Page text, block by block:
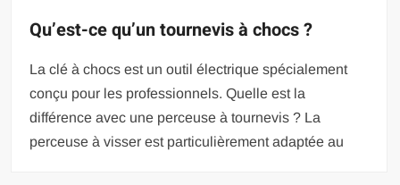
Qu’est-ce qu’un tournevis à chocs ?
La clé à chocs est un outil électrique spécialement
conçu pour les professionnels. Quelle est la
différence avec une perceuse à tournevis ? La
perceuse à visser est particulièrement adaptée au